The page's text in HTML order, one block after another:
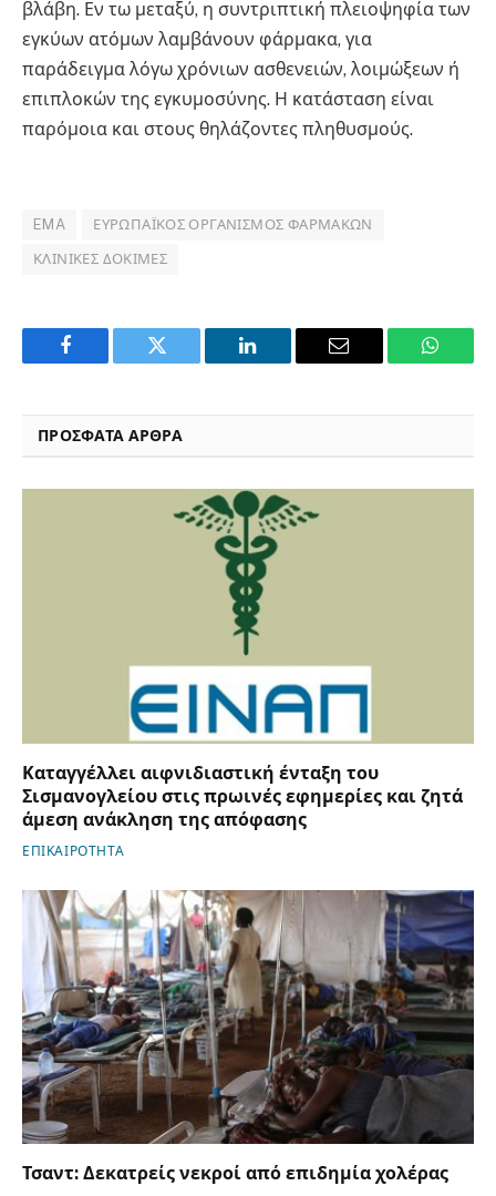
βλάβη. Εν τω μεταξύ, η συντριπτική πλειοψηφία των
εγκύων ατόμων λαμβάνουν φάρμακα, για
παράδειγμα λόγω χρόνιων ασθενειών, λοιμώξεων ή
επιπλοκών της εγκυμοσύνης. Η κατάσταση είναι
παρόμοια και στους θηλάζοντες πληθυσμούς.
EMA ΕΥΡΩΠΑΪΚΌΣ ΟΡΓΑΝΙΣΜΌΣ ΦΑΡΜΆΚΩΝ
ΚΛΙΝΙΚΈΣ ΔΟΚΙΜΈΣ
Facebook Twitter LinkedIn Email
ΠΡΟΣΦΑΤΑ ΑΡΘΡΑ
Καταγγέλλει αιφνιδιαστική ένταξη του
Σισμανογλείου στις πρωινές εφημερίες και ζητά
άμεση ανάκληση της απόφασης
ΕΠΙΚΑΙΡΟΤΗΤΑ
Τσαντ: Δεκατρείς νεκροί από επιδημία χολέρας